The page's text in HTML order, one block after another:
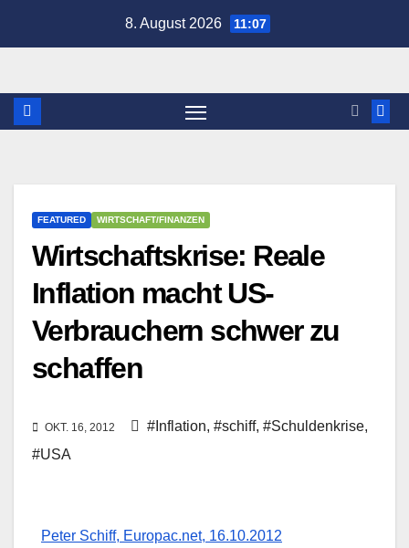
8. August 2026 11:07
FEATURED WIRTSCHAFT/FINANZEN
Wirtschaftskrise: Reale
Inflation macht US-
Verbrauchern schwer zu
schaffen
OKT. 16, 2012 #Inflation, #schiff, #Schuldenkrise,
#USA
Peter Schiff, Europac.net, 16.10.2012